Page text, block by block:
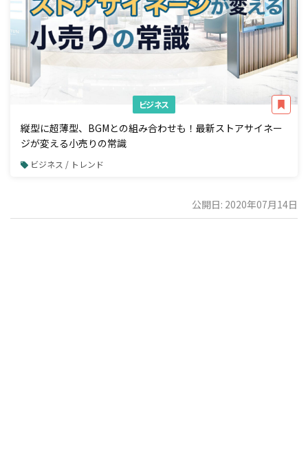
ビジネス
縦型に超薄型、BGMとの組み合わせも！最新ストアサイネー
ジが変える小売りの常識
ビジネス / トレンド
公開日: 2020年07月14日